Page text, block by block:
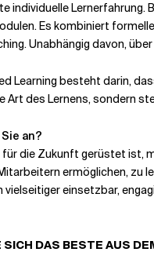
individuelle Lernerfahrung.
Es kombiniert
Unabhängig davon,
Learning besteht darin,
Art des Lernens, sondern
an?
für die Zukunft gerüstet
ermöglichen, zu
vielseitiger einsetzbar,
DAS BESTE AUS